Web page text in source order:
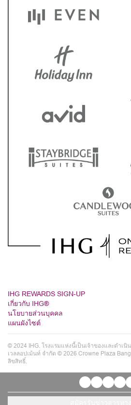
IHG REWARDS SIGN-UP
เกี่ยวกับ IHG®
นโยบายส่วนบุคคล
แผนผังไซต์
© 2024 IHG. โรงแรมแห่งนี้เป็นเจ้าของและดำเ
เวลลอปเม้นท์ จำกัด © 2026 Crowne Plaza
ลิขสิทธิ์.